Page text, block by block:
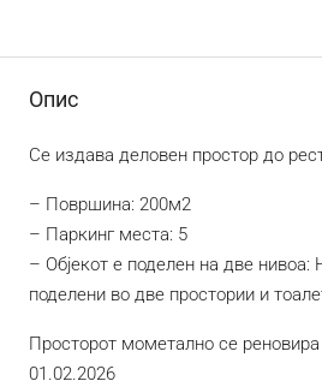
Опис
Се издава деловен простор до
– Површина: 200м2
– Паркинг места: 5
– Објекот е поделен на две
поделени во две простории и
Просторот мометално се
01.02.2026